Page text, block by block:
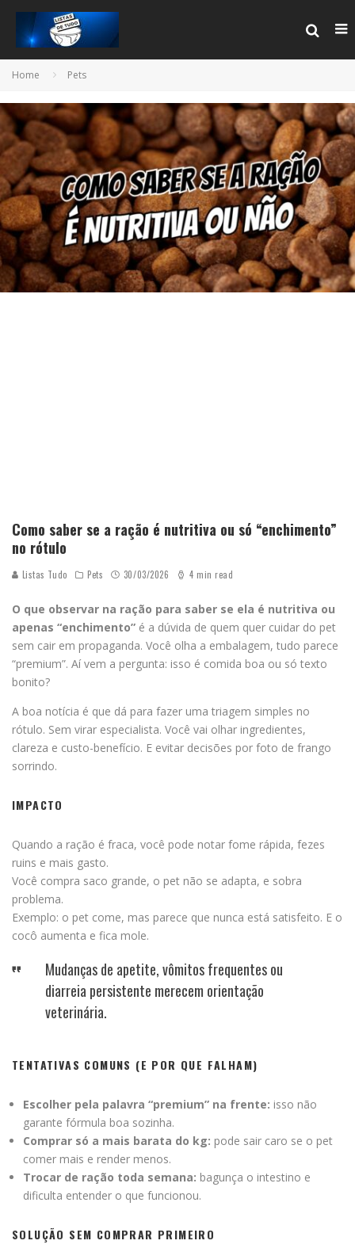
Home Pets
Como saber se a ração é nutritiva ou só “enchimento”
no rótulo
Listas Tudo Pets 30/03/2026 4 min read
O que observar na ração para saber se ela é nutritiva ou
apenas “enchimento” é a dúvida de quem quer cuidar do pet
sem cair em propaganda. Você olha a embalagem, tudo parece
“premium”. Aí vem a pergunta: isso é comida boa ou só texto
bonito?
A boa notícia é que dá para fazer uma triagem simples no
rótulo. Sem virar especialista. Você vai olhar ingredientes,
clareza e custo-benefício. E evitar decisões por foto de frango
sorrindo.
IMPACTO
Quando a ração é fraca, você pode notar fome rápida, fezes
ruins e mais gasto.
Você compra saco grande, o pet não se adapta, e sobra
problema.
Exemplo: o pet come, mas parece que nunca está satisfeito. E o
cocô aumenta e fica mole.
Mudanças de apetite, vômitos frequentes ou
diarreia persistente merecem orientação
veterinária.
TENTATIVAS COMUNS (E POR QUE FALHAM)
Escolher pela palavra “premium” na frente: isso não
garante fórmula boa sozinha.
Comprar só a mais barata do kg: pode sair caro se o pet
comer mais e render menos.
Trocar de ração toda semana: bagunça o intestino e
dificulta entender o que funcionou.
SOLUÇÃO SEM COMPRAR PRIMEIRO